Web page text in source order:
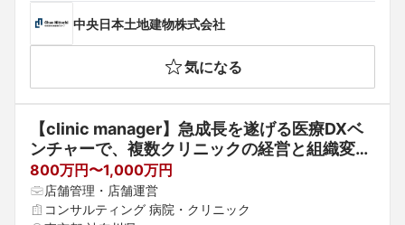
中央日本土地建物株式会社
気になる
【clinic manager】急成長を遂げる医療DXベ
ンチャーで、複数クリニックの経営と組織変革
をリードするクリニックマネージャー
800万円〜1,000万円
店舗管理・店舗運営
コンサルティング 病院・クリニック